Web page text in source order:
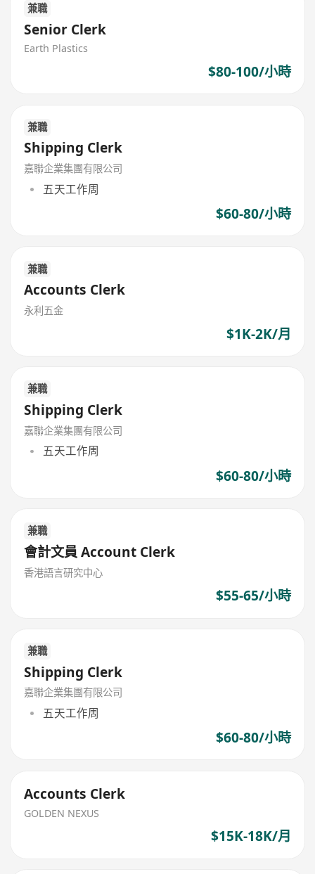
兼職
Senior Clerk
Earth Plastics
$80-100/小時
兼職
Shipping Clerk
嘉聯企業集團有限公司
五天工作周
$60-80/小時
兼職
Accounts Clerk
永利五金
$1K-2K/月
兼職
Shipping Clerk
嘉聯企業集團有限公司
五天工作周
$60-80/小時
兼職
會計文員 Account Clerk
香港語言研究中心
$55-65/小時
兼職
Shipping Clerk
嘉聯企業集團有限公司
五天工作周
$60-80/小時
Accounts Clerk
GOLDEN NEXUS
$15K-18K/月